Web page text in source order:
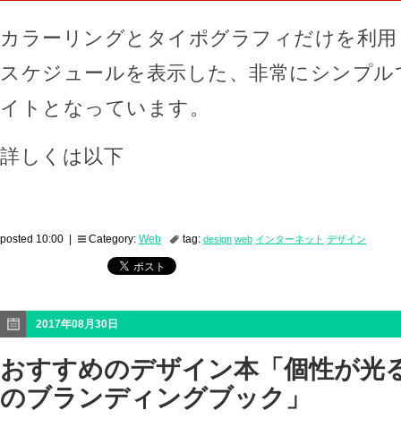
カラーリングとタイポグラフィだけを利
スケジュールを表示した、非常にシンプ
イトとなっています。
詳しくは以下
posted 10:00 | Category: Web tag: design web インターネット デザイン
2017年08月30日
おすすめのデザイン本「個性が光
のブランディングブック」